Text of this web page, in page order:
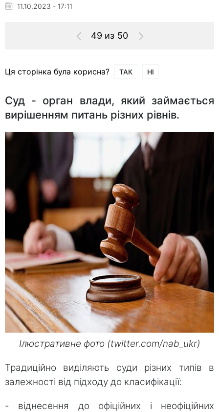
11.10.2023 - 17:11
49 из 50
Ця сторінка була корисна? ТАК НІ
Суд - орган влади, який займається
вирішенням питань різних рівнів.
Ілюстративне фото (twitter.com/nab_ukr)
Традиційно виділяють суди різних типів в
залежності від підходу до класифікації:
- віднесення до офіційних і неофіційних